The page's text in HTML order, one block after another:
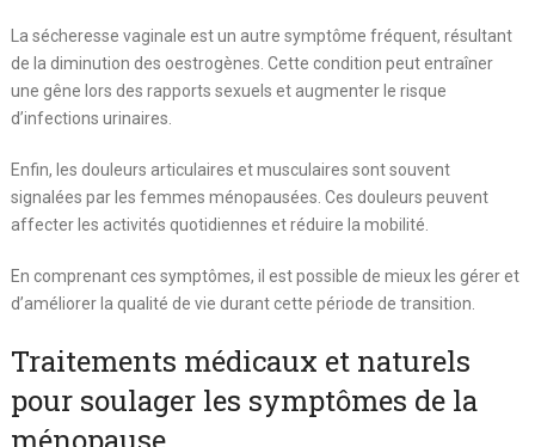
La sécheresse vaginale est un autre symptôme fréquent, résultant
de la diminution des oestrogènes. Cette condition peut entraîner
une gêne lors des rapports sexuels et augmenter le risque
d’infections urinaires.
Enfin, les douleurs articulaires et musculaires sont souvent
signalées par les femmes ménopausées. Ces douleurs peuvent
affecter les activités quotidiennes et réduire la mobilité.
En comprenant ces symptômes, il est possible de mieux les gérer et
d’améliorer la qualité de vie durant cette période de transition.
Traitements médicaux et naturels
pour soulager les symptômes de la